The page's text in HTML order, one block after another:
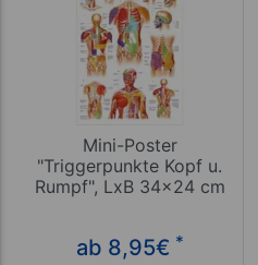
Mini-Poster
"Triggerpunkte Kopf u.
Rumpf", LxB 34x24 cm
ab 8,95€ *